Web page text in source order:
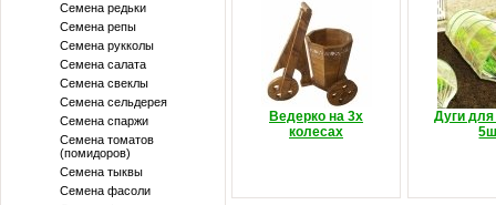
Семена редьки
Семена репы
Семена рукколы
Семена салата
Семена свеклы
Семена сельдерея
Семена спаржи
Семена томатов
(помидоров)
Семена тыквы
Семена фасоли
Ведерко на 3х
колесах
Дуги